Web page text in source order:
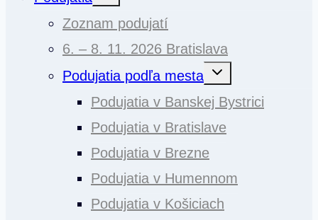
Zoznam podujatí
6. – 8. 11. 2026 Bratislava
Podujatia podľa mesta
Toggle
child
Podujatia v Banskej Bystrici
Podujatia v Bratislave
Podujatia v Brezne
Podujatia v Humennom
Podujatia v Košiciach